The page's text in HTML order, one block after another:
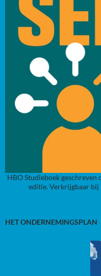
HBO Studieboek
editie. Verkrijgbaar bij
HET ONDERNEMINGSPLAN